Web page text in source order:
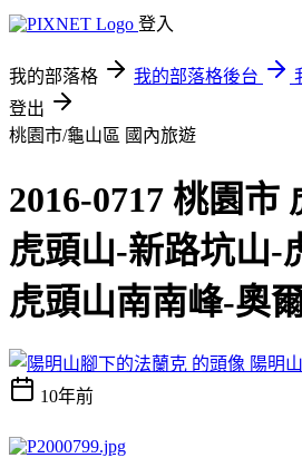
登入
我的部落格 我的部落格後台
登出
桃園市/龜山區 國內旅遊
2016-0717 桃園市
虎頭山-新路坑山-
虎頭山南南峰-奧
陽明
10年前